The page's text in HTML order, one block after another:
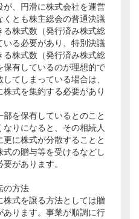
、円滑に株式会社を運営
くとも株主総会の普通決議
る株式数（発行済み株式総
る必要があり、特別決議
る株式数（発行済み株式総
有しているのが理想的で
てしまっている場合は、
式を集約する必要があり
を保有しているとのこと
りになると、その相続人
更に株式が分散することと
の贈与等を受けるなどし
があります。
の方法
式を譲る方法としては贈
ります。事業が順調に行